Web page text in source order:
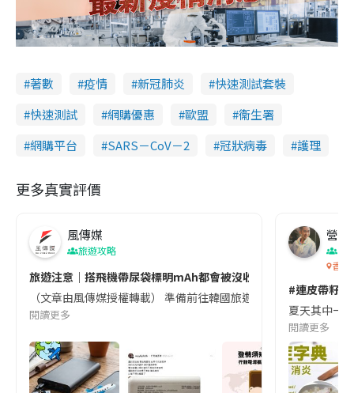
著數 疫情 新冠肺炎
快速測試套裝
快速測試
網購優惠 歐盟
衞生署
網購平台
SARS－CoV－2 冠狀病毒 護理
更多真實評價
風傳媒
旅遊攻略
旅遊注意｜搭飛機帶尿袋標明mAh都會被沒收😱出發前切記檢查
（文章由風傳媒授權轉載） 準備前往韓國旅遊的民眾，近期要
閱讀更多
營養
香港
#連皮帶籽
夏天其中一
閱讀更多